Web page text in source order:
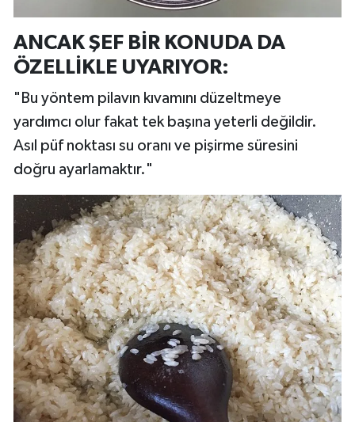
ANCAK ŞEF BİR KONUDA DA
ÖZELLİKLE UYARIYOR:
"Bu yöntem pilavın kıvamını düzeltmeye
yardımcı olur fakat tek başına yeterli değildir.
Asıl püf noktası su oranı ve pişirme süresini
doğru ayarlamaktır."